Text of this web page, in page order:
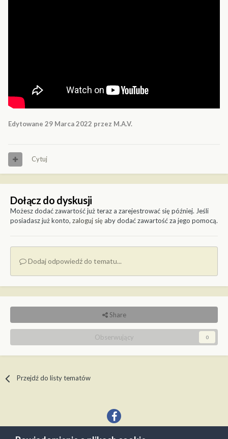
Edytowane 29 Marca 2022 przez M.A.V.
Cytuj
Dołącz do dyskusji
Możesz dodać zawartość już teraz a zarejestrować się później. Jeśli
posiadasz już konto, zaloguj sięaby dodać zawartość za jego pomocą.
Dodaj odpowiedź do tematu...
Share
Obserwujący 0
Przejdź do listy tematów